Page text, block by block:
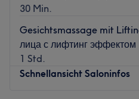
30 Min.
Gesichtsmassage mit
лица с лифтинг эффектом
1 Std.
Schnellansicht Saloninfos